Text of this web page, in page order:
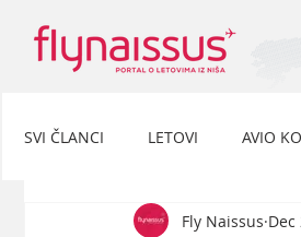
SVI ČLANCI LETOVI AVIO
Fly Naissus Dec